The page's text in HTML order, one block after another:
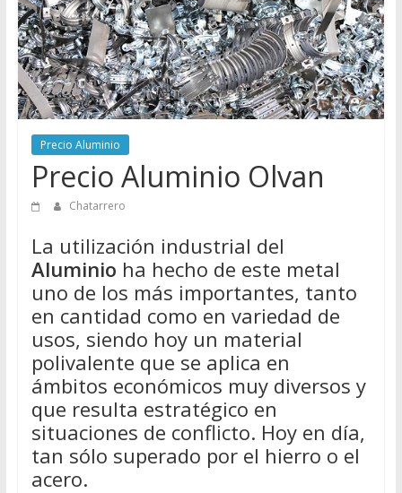
Directorio
de
Chatarreros
para
vender
Chatarra
Precio Aluminio
Precio Aluminio Olvan
Chatarrero
La utilización industrial del
Aluminio ha hecho de este metal
uno de los más importantes, tanto
en cantidad como en variedad de
usos, siendo hoy un material
polivalente que se aplica en
ámbitos económicos muy diversos y
que resulta estratégico en
situaciones de conflicto. Hoy en día,
tan sólo superado por el hierro o el
acero.